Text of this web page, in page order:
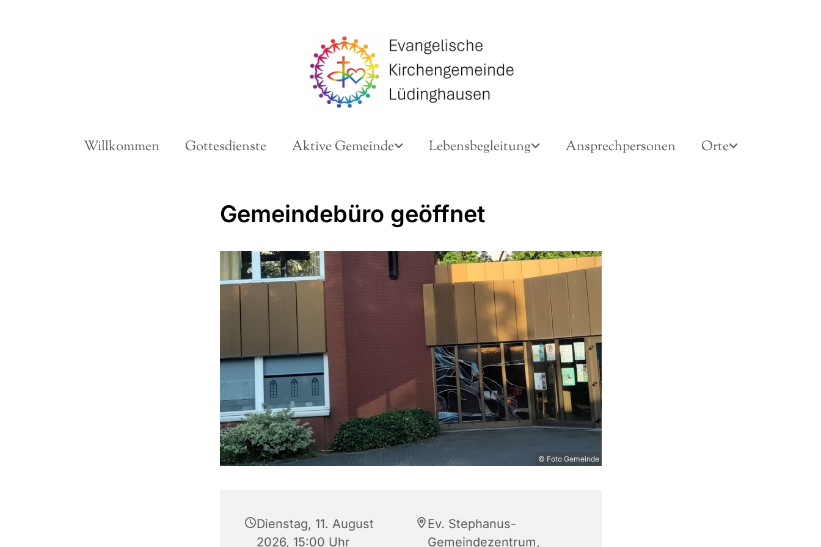
Willkommen Gottesdienste Aktive Gemeinde Lebensbegleitung Ansprechpersonen Orte
Gemeindebüro geöffnet
© Foto Gemeinde
Dienstag, 11. August
2026, 15:00 Uhr
Ev. Stephanus-
Gemeindezentrum,